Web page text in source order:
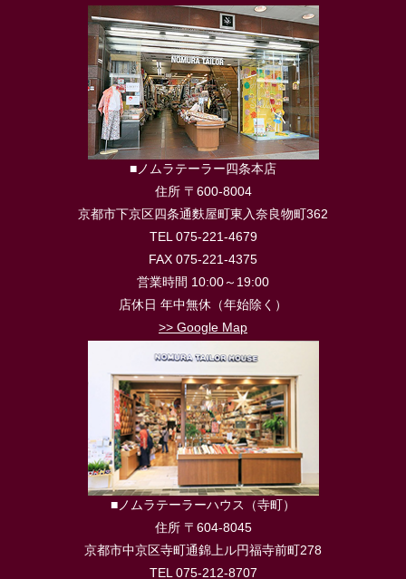
■ノムラテーラー四条本店
住所 〒600-8004
京都市下京区四条通麩屋町東入奈良物町362
TEL 075-221-4679
FAX 075-221-4375
営業時間 10:00～19:00
店休日 年中無休（年始除く）
>> Google Map
■ノムラテーラーハウス（寺町）
住所 〒604-8045
京都市中京区寺町通錦上ル円福寺前町278
TEL 075-212-8707